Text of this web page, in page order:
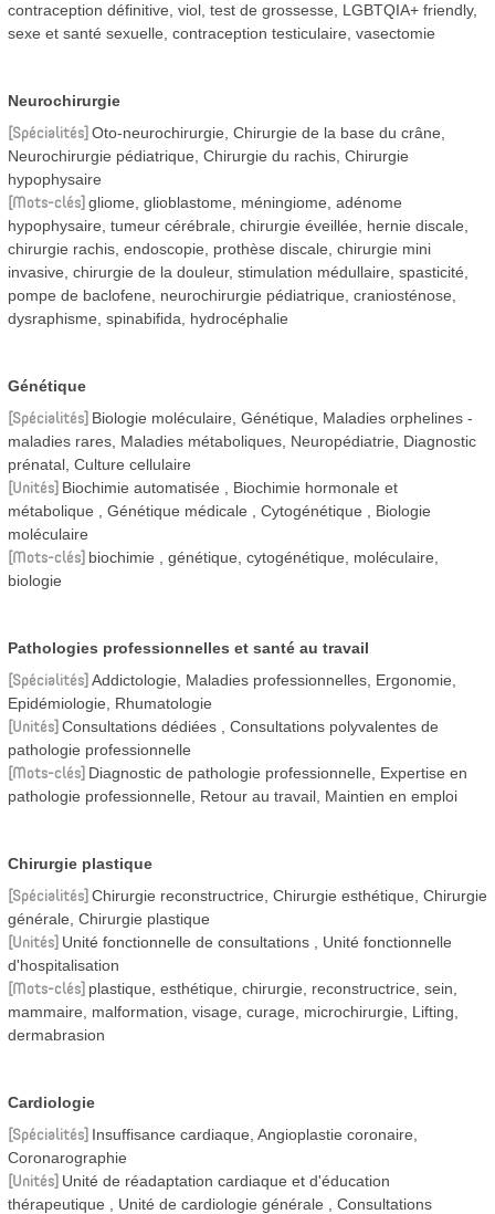
contraception définitive, viol, test de grossesse, LGBTQIA+ friendly,
sexe et santé sexuelle, contraception testiculaire, vasectomie
Neurochirurgie
Spécialités Oto-neurochirurgie, Chirurgie de la base du crâne,
Neurochirurgie pédiatrique, Chirurgie du rachis, Chirurgie
hypophysaire
Mots-clés gliome, glioblastome, méningiome, adénome
hypophysaire, tumeur cérébrale, chirurgie éveillée, hernie discale,
chirurgie rachis, endoscopie, prothèse discale, chirurgie mini
invasive, chirurgie de la douleur, stimulation médullaire, spasticité,
pompe de baclofene, neurochirurgie pédiatrique, craniosténose,
dysraphisme, spinabifida, hydrocéphalie
Génétique
Spécialités Biologie moléculaire, Génétique, Maladies orphelines -
maladies rares, Maladies métaboliques, Neuropédiatrie, Diagnostic
prénatal, Culture cellulaire
Unités Biochimie automatisée
Biochimie hormonale et
métabolique
Génétique médicale Cytogénétique
Biologie
moléculaire
Mots-clés biochimie , génétique, cytogénétique, moléculaire,
biologie
Pathologies professionnelles et santé au travail
Spécialités Addictologie, Maladies professionnelles, Ergonomie,
Epidémiologie, Rhumatologie
Unités Consultations dédiées
Consultations polyvalentes de
pathologie professionnelle
Mots-clés Diagnostic de pathologie professionnelle, Expertise en
pathologie professionnelle, Retour au travail, Maintien en emploi
Chirurgie plastique
Spécialités Chirurgie reconstructrice, Chirurgie esthétique, Chirurgie
générale, Chirurgie plastique
Unités Unité fonctionnelle de consultations
Unité fonctionnelle
d'hospitalisation
Mots-clés plastique, esthétique, chirurgie, reconstructrice, sein,
mammaire, malformation, visage, curage, microchirurgie, Lifting,
dermabrasion
Cardiologie
Spécialités Insuffisance cardiaque, Angioplastie coronaire,
Coronarographie
Unités Unité de réadaptation cardiaque et d'éducation
thérapeutique
Unité de cardiologie générale Consultations